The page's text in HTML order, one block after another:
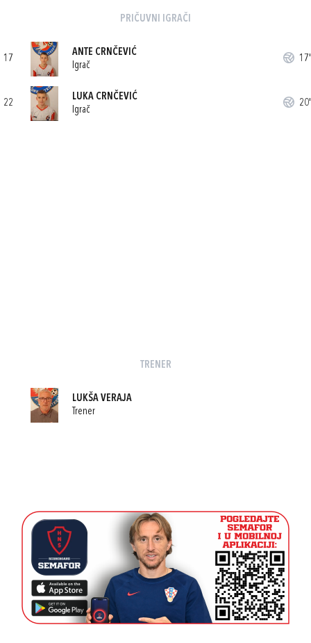
PRIČUVNI IGRAČI
17
ANTE CRNČEVIĆ
Igrač
17'
22
LUKA CRNČEVIĆ
Igrač
20'
TRENER
LUKŠA VERAJA
Trener